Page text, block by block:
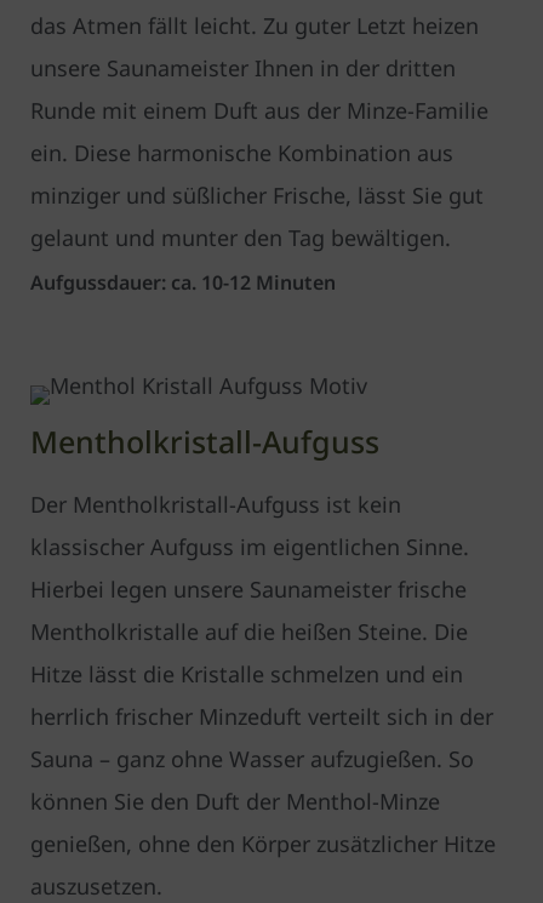
das Atmen fällt leicht. Zu guter Letzt heizen
unsere Saunameister Ihnen in der dritten
Runde mit einem Duft aus der Minze-Familie
ein. Diese harmonische Kombination aus
minziger und süßlicher Frische, lässt Sie gut
gelaunt und munter den Tag bewältigen.
Aufgussdauer: ca. 10-12 Minuten
Mentholkristall-Aufguss
Der Mentholkristall-Aufguss ist kein
klassischer Aufguss im eigentlichen Sinne.
Hierbei legen unsere Saunameister frische
Mentholkristalle auf die heißen Steine. Die
Hitze lässt die Kristalle schmelzen und ein
herrlich frischer Minzeduft verteilt sich in der
Sauna – ganz ohne Wasser aufzugießen. So
können Sie den Duft der Menthol-Minze
genießen, ohne den Körper zusätzlicher Hitze
auszusetzen.